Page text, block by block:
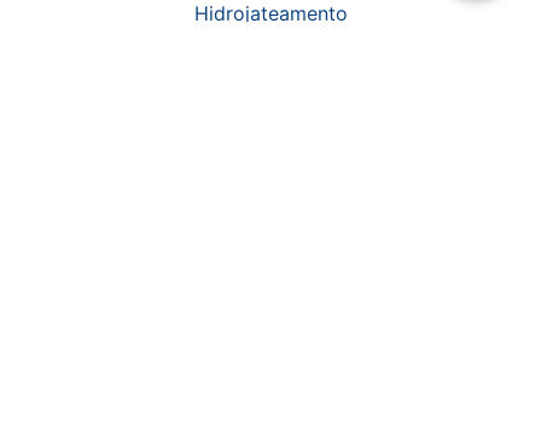
Hidrojateamento